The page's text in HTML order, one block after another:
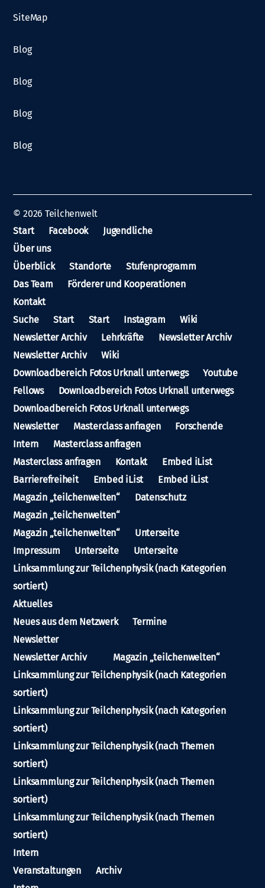
SiteMap
Blog
Blog
Blog
Blog
© 2026 Teilchenwelt
Start
Facebook
Jugendliche
Über uns
Überblick
Standorte
Stufenprogramm
Das Team
Förderer und Kooperationen
Kontakt
Suche
Start Start Instagram
Wiki
Newsletter Archiv
Lehrkräfte
Newsletter Archiv
Newsletter Archiv
Wiki
Downloadbereich Fotos Urknall unterwegs
Youtube
Fellows
Downloadbereich Fotos Urknall unterwegs
Downloadbereich Fotos Urknall unterwegs
Newsletter
Masterclass anfragen
Forschende
Intern
Masterclass anfragen
Masterclass anfragen
Kontakt
Embed iList
Barrierefreiheit
Embed iList
Embed iList
Magazin „teilchenwelten“
Datenschutz
Magazin „teilchenwelten“
Magazin „teilchenwelten“
Unterseite
Impressum
Unterseite
Unterseite
Linksammlung zur Teilchenphysik (nach Kategorien
sortiert)
Aktuelles
Neues aus dem Netzwerk
Termine
Newsletter
Newsletter Archiv
Magazin „teilchenwelten“
Linksammlung zur Teilchenphysik (nach Kategorien
sortiert)
Linksammlung zur Teilchenphysik (nach Kategorien
sortiert)
Linksammlung zur Teilchenphysik (nach Themen
sortiert)
Linksammlung zur Teilchenphysik (nach Themen
sortiert)
Linksammlung zur Teilchenphysik (nach Themen
sortiert)
Intern
Veranstaltungen
Archiv